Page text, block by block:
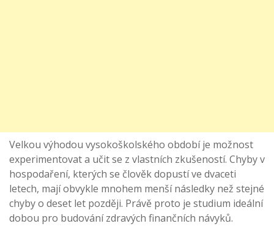
Velkou výhodou vysokoškolského období je možnost
experimentovat a učit se z vlastních zkušeností. Chyby v
hospodaření, kterých se člověk dopustí ve dvaceti
letech, mají obvykle mnohem menší následky než stejné
chyby o deset let později. Právě proto je studium ideální
dobou pro budování zdravých finančních návyků.